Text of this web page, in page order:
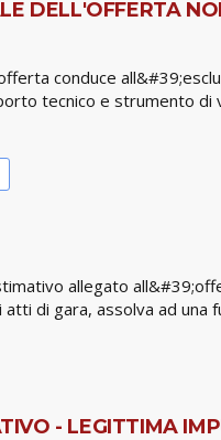
DELL'OFFERTA
conduce
tecnico e strumento di
allegato
di gara, assolva ad una
- LEGITTIMA